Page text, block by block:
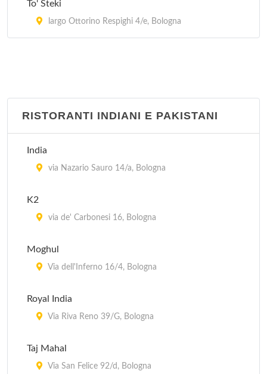
To' Steki
largo Ottorino Respighi 4/e, Bologna
RISTORANTI INDIANI E PAKISTANI
India
via Nazario Sauro 14/a, Bologna
K2
via de' Carbonesi 16, Bologna
Moghul
Via dell'Inferno 16/4, Bologna
Royal India
Via Riva Reno 39/G, Bologna
Taj Mahal
Via San Felice 92/d, Bologna